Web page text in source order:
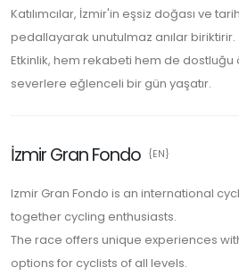
Katılımcılar, İzmir'in eşsiz doğası ve
pedallayarak unutulmaz anılar biriktirir.
Etkinlik, hem rekabeti hem de
severlere eğlenceli bir gün yaşatır.
İzmir Gran Fondo {EN}
Izmir Gran Fondo is an international
together cycling enthusiasts.
The race offers unique experiences
options for cyclists of all levels.